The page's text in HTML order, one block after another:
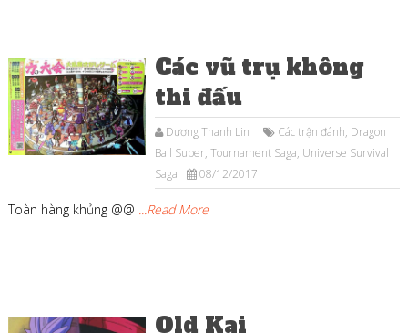
Các vũ trụ không
thi đấu
Dương Thanh Lin Các trận đánh, Dragon
Ball Super,Tournament Saga, Universe Survival
Saga
08/12/2017
Toàn hàng khủng @@ ...Read More
Old Kai